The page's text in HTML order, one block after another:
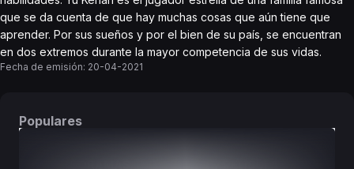
que se da cuenta de que hay muchas cosas que aún tiene que
aprender. Por sus sueños y por el bien de su país, se encuentran
en dos extremos durante la mayor competencia de sus vidas.
Fecha de emisión: 20-04-2021
Populares